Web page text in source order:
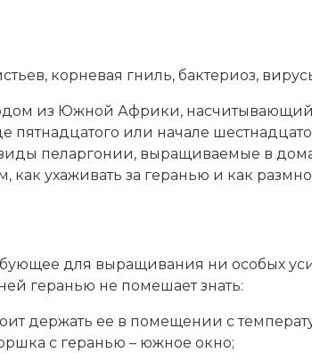
корневая гниль, бактериоз,
из Южной Африки,
пятнадцатого или начале
пеларгонии, выращиваемые в
как ухаживать за геранью и как
для выращивания ни особых
геранью не помешает знать:
держать ее в помещении с
с геранью – южное окно;